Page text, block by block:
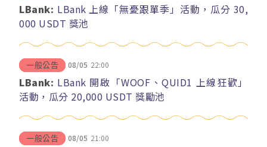
LBank: LBank 上線「無憂跟單季」活動，瓜分 30,
000 USDT 獎池
一般公告 08/05 22:00
LBank: LBank 開啟「WOOF、QUID1 上線狂歡」
活動，瓜分 20,000 USDT 獎勵池
一般公告 08/05 21:00